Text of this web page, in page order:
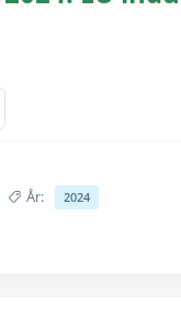
År: 2024
(teksten er